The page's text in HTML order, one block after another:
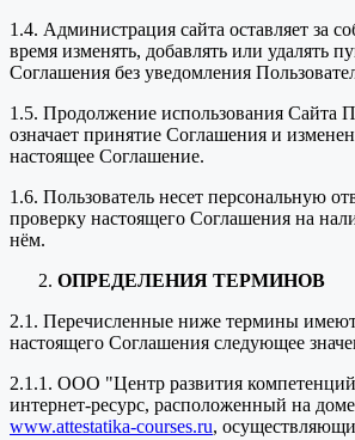
1.4. Администрация сайта оставляет за
время изменять, добавлять или удалять
Соглашения без уведомления
1.5. Продолжение использования Сайта
означает принятие Соглашения и
настоящее Соглашение.
1.6. Пользователь несет персональную
проверку настоящего Соглашения на
нём.
ОПРЕДЕЛЕНИЯ ТЕРМИНОВ
2.1. Перечисленные ниже термины
настоящего Соглашения следующее
2.1.1. ООО "Центр развития
интернет-ресурс, расположенный на
www.attestatika-courses.ru,